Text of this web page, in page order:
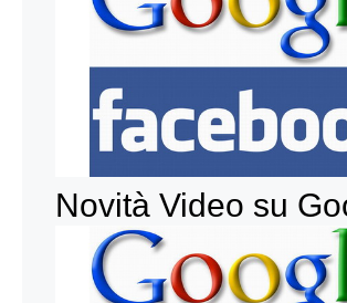
Novità Video su